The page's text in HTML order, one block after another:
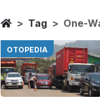
One
Berita
Home
Tag One-
OTOPEDIA